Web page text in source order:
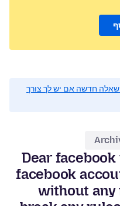
שאלה חדשה אם יש לך צורך
Dear
facebook
without any